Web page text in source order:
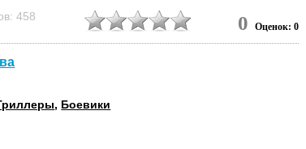
458 0 Оценок: 0
, Боевики